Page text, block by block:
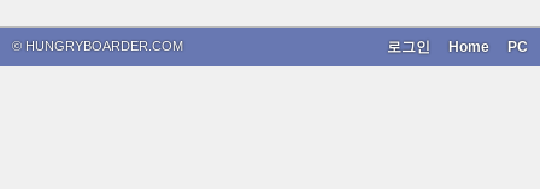
© HUNGRYBOARDER.COM PC
Home
로그인